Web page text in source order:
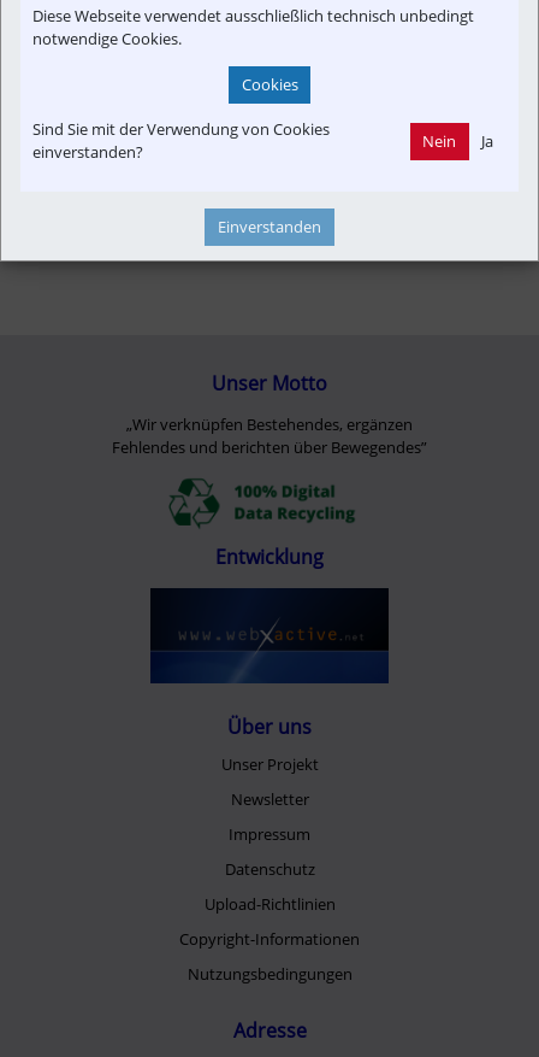
Unser Motto
„Wir verknüpfen Bestehendes, ergänzen
Fehlendes und berichten über Bewegendes”
Entwicklung
Über uns
Unser Projekt
Newsletter
Impressum
Datenschutz
Upload-Richtlinien
Copyright-Informationen
Nutzungsbedingungen
Adresse
Diese Webseite verwendet ausschließlich technisch unbedingt
notwendige Cookies.
Cookies
Sind Sie mit der Verwendung von Cookies
einverstanden?
Nein Ja
Einverstanden